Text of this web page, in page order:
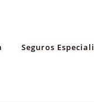
Seguros